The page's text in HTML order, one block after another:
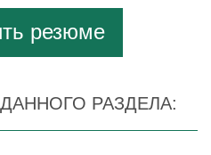
резюме
РАЗДЕЛА: